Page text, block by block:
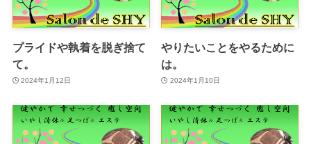
プライドや執着を脱ぎ捨て
て。
2024年1月12日
やりたいことをやるために
は。
2024年1月10日